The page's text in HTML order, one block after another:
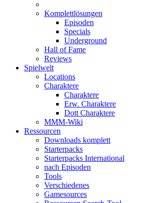
Komplettlösungen
Episoden
Specials
Underground
Hall of Fame
Reviews
Spielwelt
Locations
Charaktere
Charaktere
Erw. Charaktere
Dott Charaktere
MMM-Wiki
Ressourcen
Downloads komplett
Starterpacks
Starterpacks International
nach Episoden
Tools
Verschiedenes
Gamesources